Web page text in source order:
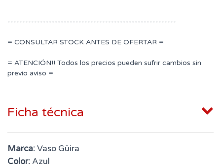
---------------------------------------------------------
= CONSULTAR STOCK ANTES DE OFERTAR =
= ATENCIÓN!! Todos los precios pueden sufrir cambios sin
previo aviso =
Ficha técnica
Marca:Vaso Güira
Color: Azul